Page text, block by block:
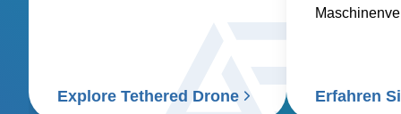
Explore Tethered Drone Erfahren